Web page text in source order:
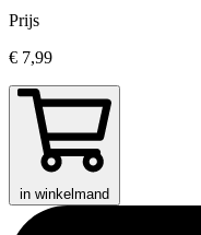
Prijs
€ 7,99
in winkelmand